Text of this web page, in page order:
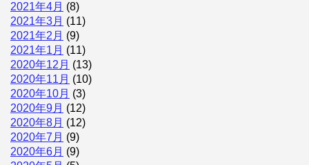
2021年4月 (8)
2021年3月 (11)
2021年2月 (9)
2021年1月 (11)
2020年12月 (13)
2020年11月 (10)
2020年10月 (3)
2020年9月 (12)
2020年8月 (12)
2020年7月 (9)
2020年6月 (9)